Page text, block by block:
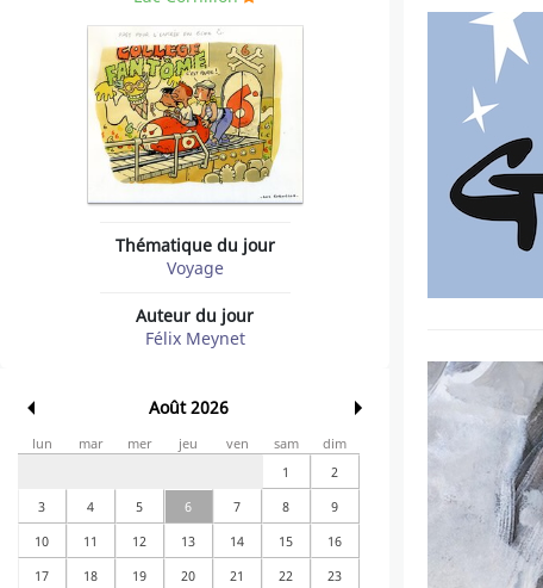
Thématique du jour
Voyage
Auteur du jour
Félix Meynet
Août 2026
lun mar mer jeu ven sam
dim
1
2
3
4 5 6 7 8
9
10
11 12 13 14 15
16
17
18 19 20 21 22
23